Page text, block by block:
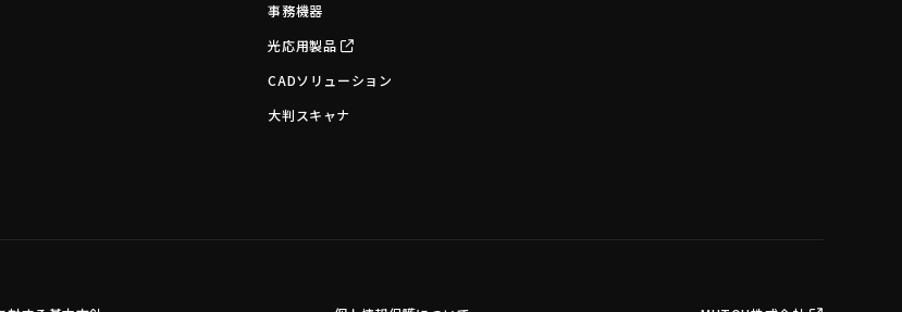
事務機器
光応用製品
CADソリューション
大判スキャナ